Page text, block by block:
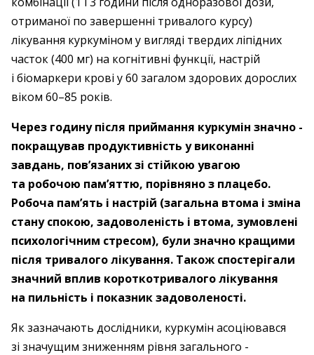
отриманої по завершенні тривалого курсу)
лікування куркуміном у вигляді твердих ліпідних
часток (400 мг) на когнітивні функції, настрій
і біомаркери крові у 60 загалом здорових дорослих
віком 60–85 років.
Через ­годину після приймання куркумін ­значно ­
покращував продуктивність у виконанні
завдань, пов’язаних зі стійкою увагою
та робочою пам’яттю, ­порівняно з плацебо.
Робоча пам’ять і настрій (­загальна втома і зміна
стану спокою, задоволеність і втома, зумов­лені
психологічним стресом), були значно кращими
після тривалого ­лікування. Також спостерігали
знач­ний вплив коротко­тривалого лікування
на пильність і показ­ник задоволеності.
Як зазначають дослідники, куркумін асоціювався
зі значущим зниженням рівня загального ­